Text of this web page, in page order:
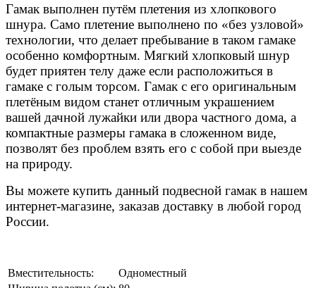
Гамак выполнен путём плетения из хлопкового
шнура. Само плетение выполнено по «без узловой»
технологии, что делает пребывание в таком гамаке
особенно комфортным. Мягкий хлопковый шнур
будет приятен телу даже если расположиться в
гамаке с голым торсом. Гамак с его оригинальным
плетёным видом станет отличным украшением
вашей дачной лужайки или двора частного дома, а
компактные размеры гамака в сложенном виде,
позволят без проблем взять его с собой при выезде
на природу.
Вы можете купить данный подвесной гамак в нашем
интернет-магазине, заказав доставку в любой город
России.
Вместительность:
Одноместный